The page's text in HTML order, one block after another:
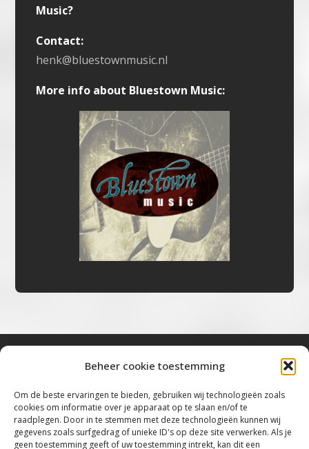
Beheer cookie toestemming
Om de beste ervaringen te bieden, gebruiken wij technologieën zoals
cookies om informatie over je apparaat op te slaan en/of te
raadplegen. Door in te stemmen met deze technologieën kunnen wij
gegevens zoals surfgedrag of unieke ID's op deze site verwerken. Als je
geen toestemming geeft of uw toestemming intrekt, kan dit een
Music?
Contact:
henk@bluestownmusic.nl
More info about Bluestown Music:
“Voor de mooiste Blues, Rock, Roots &
Americana”